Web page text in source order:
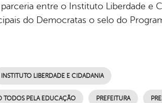
entre o Instituto Liberdade e
do Democratas o selo do
INSTITUTO LIBERDADE E CIDADANIA
TODOS PELA EDUCAÇÃO PREFEITURA